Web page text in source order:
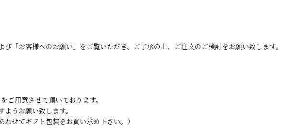
「お客様へのお願い」をご覧いただき、ご了承の上、ご注文のご検討をお願い致します。
ご用意させて頂いております。
うお願い致します。
わせてギフト包装をお買い求め下さい。）